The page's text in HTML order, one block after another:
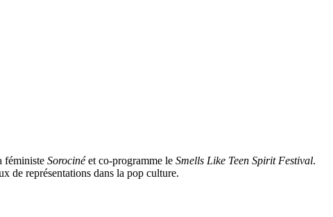
féministe Sorocinéet co-programme le Smells Like Teen Spirit Festival.
de représentations dans la pop culture.